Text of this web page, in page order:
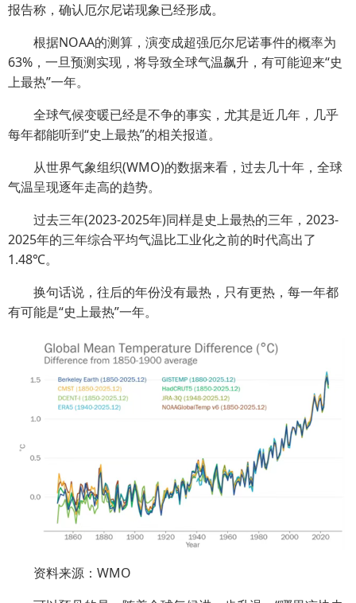
报告称，确认厄尔尼诺现象已经形成。
根据NOAA的测算，演变成超强厄尔尼诺事件的概率为
63%，一旦预测实现，将导致全球气温飙升，有可能迎来“史
上最热”一年。
全球气候变暖已经是不争的事实，尤其是近几年，几乎
每年都能听到“史上最热”的相关报道。
从世界气象组织(WMO)的数据来看，过去几十年，全球
气温呈现逐年走高的趋势。
过去三年(2023-2025年)同样是史上最热的三年，2023-
2025年的三年综合平均气温比工业化之前的时代高出了
1.48℃。
换句话说，往后的年份没有最热，只有更热，每一年都
有可能是“史上最热”一年。
资料来源：WMO